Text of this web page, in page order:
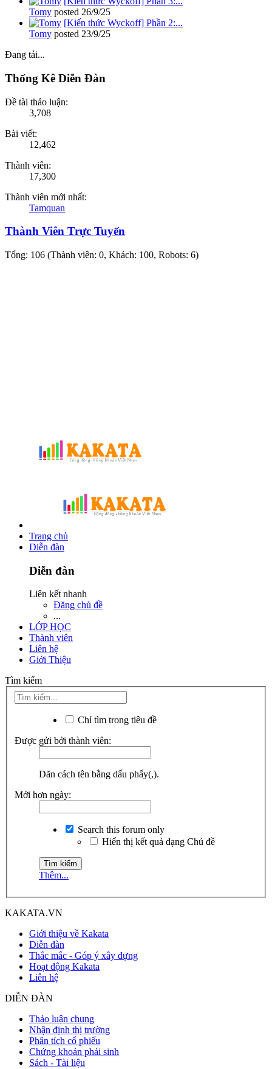
Tomy posted 26/9/25
[Kiến thức Wyckoff] Phần 2:...
Tomy posted 23/9/25
Đang tải...
Thống Kê Diễn Đàn
Đề tài thảo luận:
3,708
Bài viết:
12,462
Thành viên:
17,300
Thành viên mới nhất:
Tamquan
Thành Viên Trực Tuyến
Tổng: 106 (Thành viên: 0, Khách: 100, Robots: 6)
Trang chủ
Diễn đàn
Diễn đàn
Liên kết nhanh
Đăng chủ đề
...
LỚP HỌC
Thành viên
Liên hệ
Giới Thiệu
Tìm kiếm
Chỉ tìm trong tiêu đề
Được gửi bởi thành viên:
Dãn cách tên bằng dấu phẩy(,).
Mới hơn ngày:
Search this forum only
Hiển thị kết quả dạng Chủ đề
Thêm...
KAKATA.VN
Giới thiệu về Kakata
Diễn đàn
Thắc mắc - Góp ý xây dựng
Hoạt động Kakata
Liên hệ
DIỄN ĐÀN
Thảo luận chung
Nhận định thị trường
Phân tích cổ phiếu
Chứng khoán phái sinh
Sách - Tài liệu